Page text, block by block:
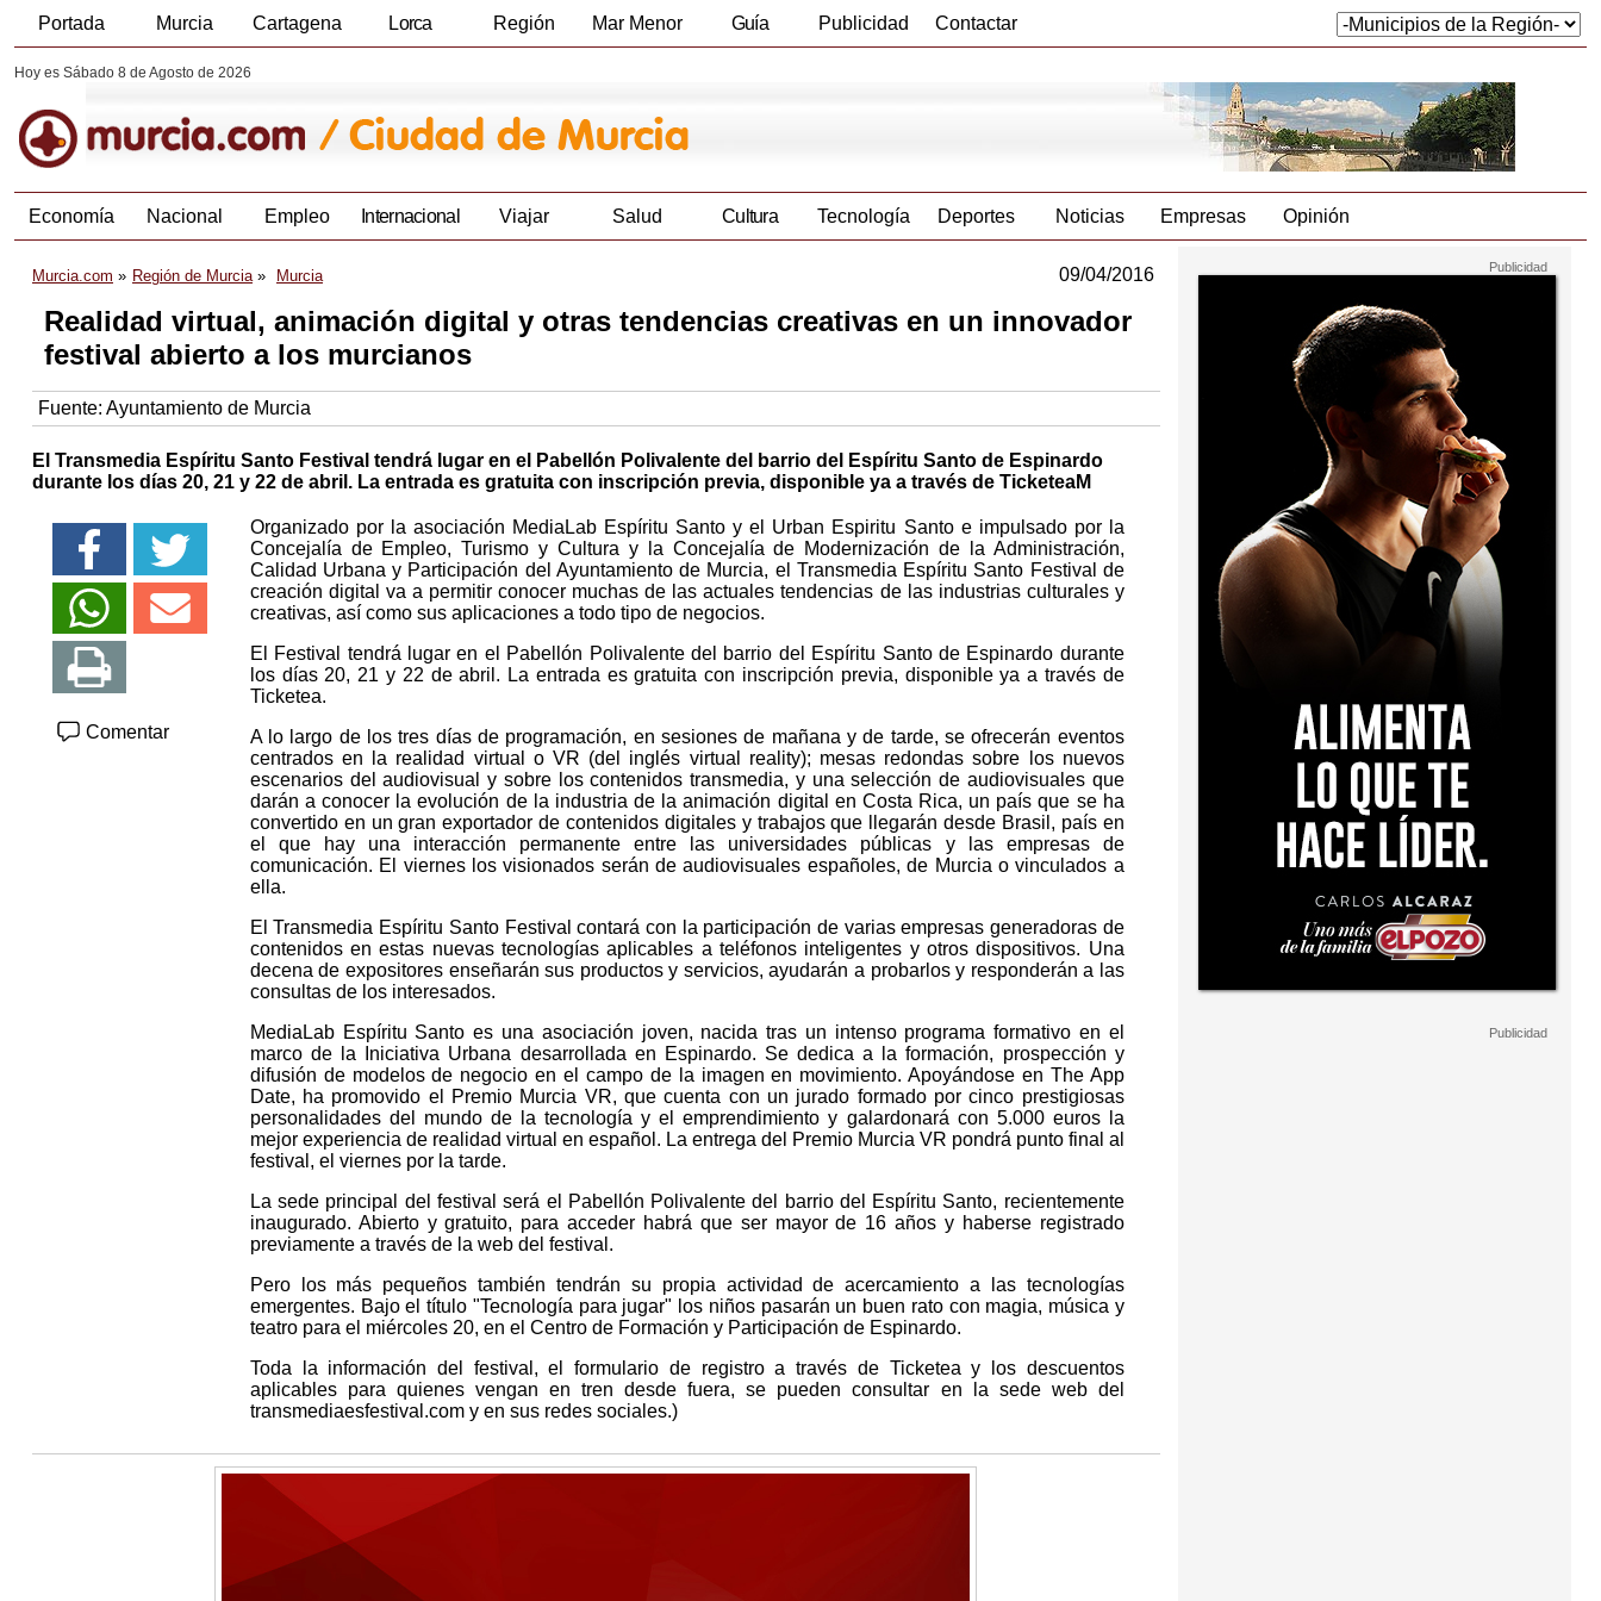
Portada Murcia Cartagena Lorca Región Mar Menor Guía Publicidad Contactar
Hoy es Sábado 8 de Agosto de 2026
Economía Nacional Empleo Internacional Viajar Salud Cultura Tecnología Deportes Noticias Empresas Opinión
Murcia.com Región de Murcia Murcia 09/04/2016
Realidad virtual, animación digital y otras tendencias creativas en un innovador
festival abierto a los murcianos
Fuente: Ayuntamiento de Murcia
El Transmedia Espíritu Santo Festival tendrá lugar en el Pabellón Polivalente del barrio del Espíritu Santo de Espinardo
durante los días 20, 21 y 22 de abril. La entrada es gratuita con inscripción previa, disponible ya a través de TicketeaM
Comentar
Organizado por la asociación MediaLab Espíritu Santo y el Urban Espiritu Santo e impulsado por la
Concejalía de Empleo, Turismo y Cultura y la Concejalía de Modernización de la Administración,
Calidad Urbana y Participación del Ayuntamiento de Murcia, el Transmedia Espíritu Santo Festival de
creación digital va a permitir conocer muchas de las actuales tendencias de las industrias culturales y
creativas, así como sus aplicaciones a todo tipo de negocios.
El Festival tendrá lugar en el Pabellón Polivalente del barrio del Espíritu Santo de Espinardo durante
los días 20, 21 y 22 de abril. La entrada es gratuita con inscripción previa, disponible ya a través de
Ticketea.
A lo largo de los tres días de programación, en sesiones de mañana y de tarde, se ofrecerán eventos
centrados en la realidad virtual o VR (del inglés virtual reality); mesas redondas sobre los nuevos
escenarios del audiovisual y sobre los contenidos transmedia, y una selección de audiovisuales que
darán a conocer la evolución de la industria de la animación digital en Costa Rica, un país que se ha
convertido en un gran exportador de contenidos digitales y trabajos que llegarán desde Brasil, país en
el que hay una interacción permanente entre las universidades públicas y las empresas de
comunicación. El viernes los visionados serán de audiovisuales españoles, de Murcia o vinculados a
ella.
El Transmedia Espíritu Santo Festival contará con la participación de varias empresas generadoras de
contenidos en estas nuevas tecnologías aplicables a teléfonos inteligentes y otros dispositivos. Una
decena de expositores enseñarán sus productos y servicios, ayudarán a probarlos y responderán a las
consultas de los interesados.
MediaLab Espíritu Santo es una asociación joven, nacida tras un intenso programa formativo en el
marco de la Iniciativa Urbana desarrollada en Espinardo. Se dedica a la formación, prospección y
difusión de modelos de negocio en el campo de la imagen en movimiento. Apoyándose en The App
Date, ha promovido el Premio Murcia VR, que cuenta con un jurado formado por cinco prestigiosas
personalidades del mundo de la tecnología y el emprendimiento y galardonará con 5.000 euros la
mejor experiencia de realidad virtual en español. La entrega del Premio Murcia VR pondrá punto final al
festival, el viernes por la tarde.
La sede principal del festival será el Pabellón Polivalente del barrio del Espíritu Santo, recientemente
inaugurado. Abierto y gratuito, para acceder habrá que ser mayor de 16 años y haberse registrado
previamente a través de la web del festival.
Pero los más pequeños también tendrán su propia actividad de acercamiento a las tecnologías
emergentes. Bajo el título "Tecnología para jugar" los niños pasarán un buen rato con magia, música y
teatro para el miércoles 20, en el Centro de Formación y Participación de Espinardo.
Toda la información del festival, el formulario de registro a través de Ticketea y los descuentos
aplicables para quienes vengan en tren desde fuera, se pueden consultar en la sede web del
transmediaesfestival.com y en sus redes sociales.)